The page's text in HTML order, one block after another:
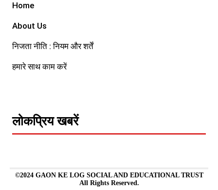
Home
About Us
निजता नीति : नियम और शर्तें
हमारे साथ काम करें
लोकप्रिय खबरें
©2024 GAON KE LOG SOCIAL AND EDUCATIONAL TRUST
All Rights Reserved.